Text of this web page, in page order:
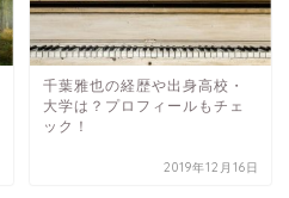
千葉雅也の経歴や出身高校・
大学は？プロフィールもチェ
ック！
2019年12月16日